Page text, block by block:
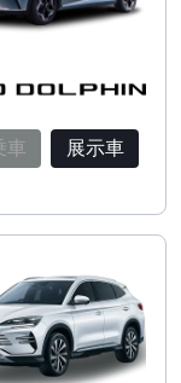
車 展示車